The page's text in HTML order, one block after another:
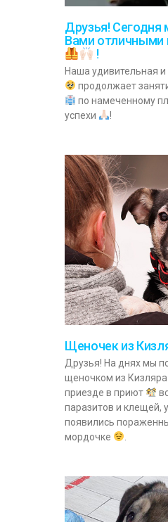
Друзья!
Вами отличными
!
Наша удивительная
продолжает
по намеченному
успехи
!
Щеночек из
Друзья! На днях мы
щеночком из Кизляра
приезде в приют
паразитов и клещей,
появились
мордочке